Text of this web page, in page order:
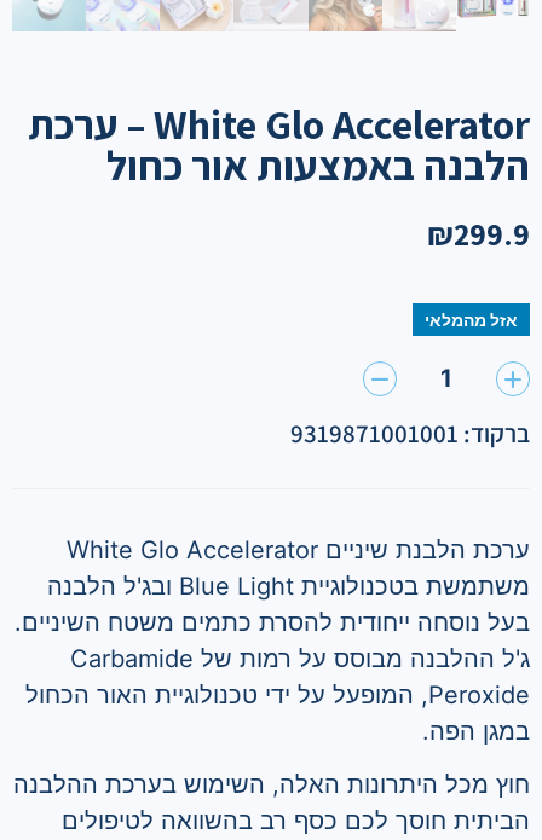
White Glo Accelerator – ערכת
הלבנה באמצעות אור כחול
₪299.9
אזל מהמלאי
1
ברקוד: 9319871001001
ערכת הלבנת שיניים White Glo Accelerator
משתמשת בטכנולוגיית Blue Light ובג'ל הלבנה
בעל נוסחה ייחודית להסרת כתמים משטח השיניים.
ג'ל ההלבנה מבוסס על רמות של Carbamide
Peroxide, המופעל על ידי טכנולוגיית האור הכחול
במגן הפה.
חוץ מכל היתרונות האלה, השימוש בערכת ההלבנה
הביתית חוסך לכם כסף רב בהשוואה לטיפולים